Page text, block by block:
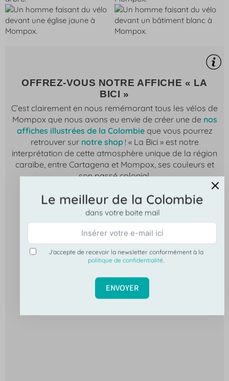
OFFREZ-VOUS NOTRE AFFICHE « LA
BICI »
C’est clairement en nous remémorant tous les vélos de
Mompox que nous avons eu envie de créer une de nos
affiches illustrées de la Colombieque vous pourrez
retrouver sur notre shop! « La Bici » est notre
interprétation de cette atmosphère unique de la région
caraïbe, entre Cartagena et Mompox, ses couleurs et
son passé colonial.
Le meilleur de la Colombie
dans votre boite mail
J'accepte de recevoir la newsletter conformément à la
politique de confidentialité.
ENVOYER